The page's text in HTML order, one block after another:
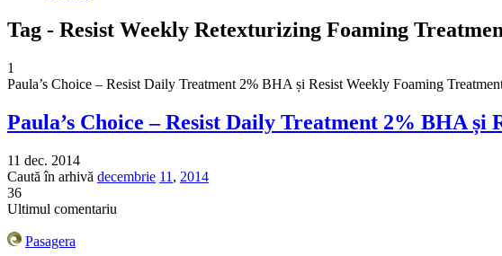
Tag - Resist Weekly Retexturizing Foaming
1
Paula’s Choice – Resist Daily Treatment 2% BHA și Resist Weekly Foaming
Paula’s Choice – Resist Daily Treatment 2% BHA
11 dec. 2014
Caută în arhivă decembrie 11 , 2014
36
Ultimul comentariu
Pasagera